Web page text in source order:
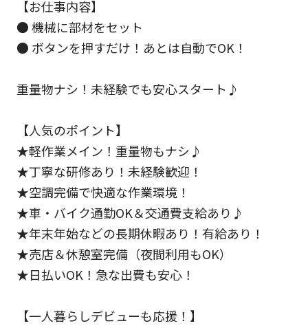
【お仕事内容】
● 機械に部材をセット
● ボタンを押すだけ！あとは自動でOK！
重量物ナシ！未経験でも安心スタート♪
【人気のポイント】
★軽作業メイン！重量物もナシ♪
★丁寧な研修あり！未経験歓迎！
★空調完備で快適な作業環境！
★車・バイク通勤OK＆交通費支給あり♪
★年末年始などの長期休暇あり！有給あり！
★売店＆休憩室完備（夜間利用もOK）
★日払いOK！急な出費も安心！
【一人暮らしデビューも応援！】